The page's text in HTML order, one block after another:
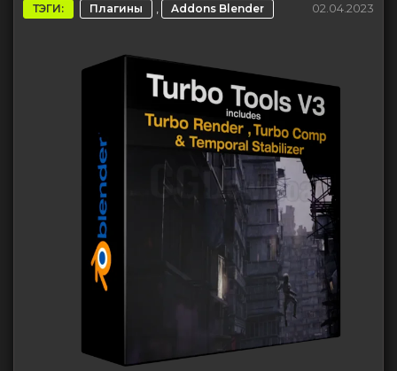
ТЭГИ: Плагины , Addons Blender 02.04.2023